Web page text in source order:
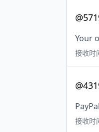
Your
接收时
接收时